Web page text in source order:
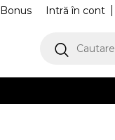
Intră în cont
Bonus
Cautare